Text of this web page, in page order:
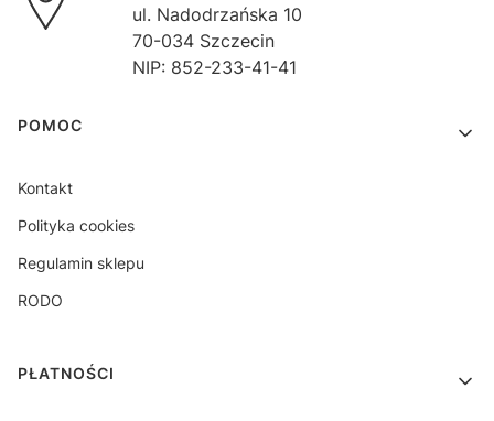
ul. Nadodrzańska 10
70-034 Szczecin
NIP: 852-233-41-41
Linki w stopce
POMOC
Kontakt
Polityka cookies
Regulamin sklepu
RODO
PŁATNOŚCI